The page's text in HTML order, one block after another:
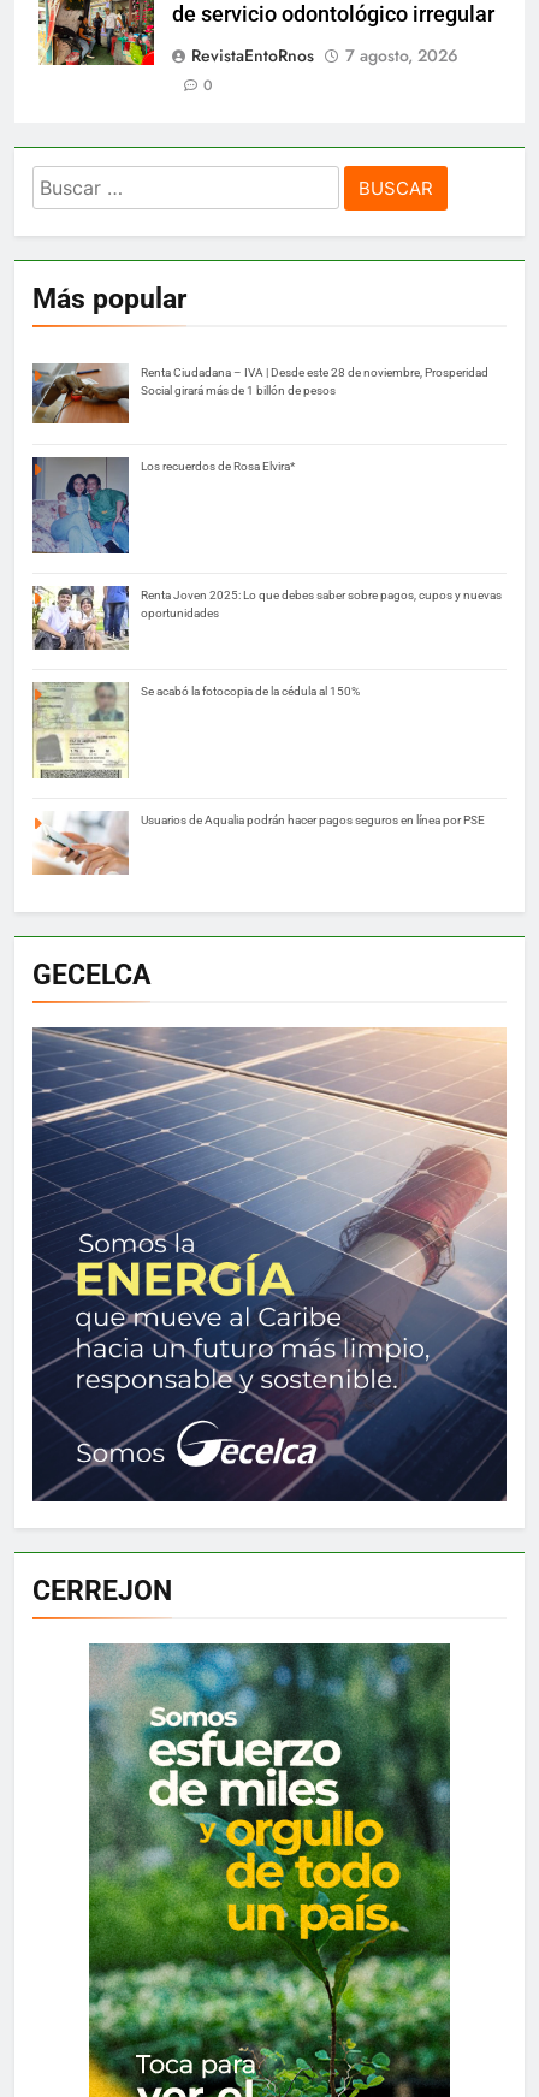
de servicio odontológico irregular
RevistaEntoRnos
7 agosto, 2026
0
Buscar:
Más popular
Renta Ciudadana – IVA | Desde este 28 de noviembre, Prosperidad
Social girará más de 1 billón de pesos
Los recuerdos de Rosa Elvira*
Renta Joven 2025: Lo que debes saber sobre pagos, cupos y nuevas
oportunidades
Se acabó la fotocopia de la cédula al 150%
Usuarios de Aqualia podrán hacer pagos seguros en línea por PSE
GECELCA
CERREJON